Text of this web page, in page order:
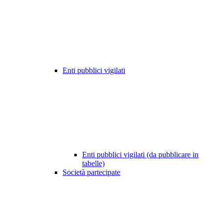
Enti pubblici vigilati
Enti pubblici vigilati (da pubblicare in
tabelle)
Società partecipate